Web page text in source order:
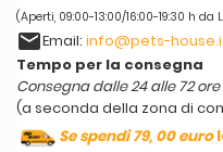
(Aperti, 09:00-13:00/16:00-19:30 h da
emailEmail: info@pets-
Tempo per la consegna
Consegna dalle 24 alle 72
(a seconda della zona di
Se spendi 79, 00 euro